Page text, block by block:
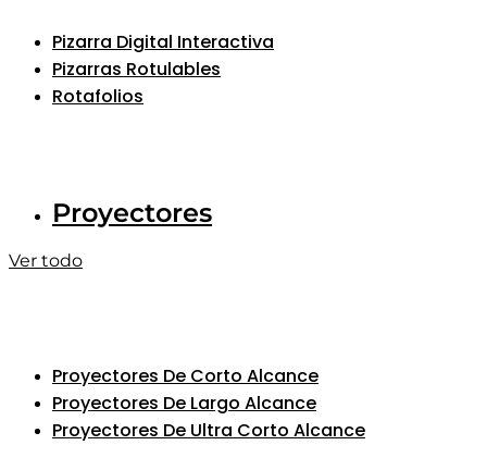
Pizarra Digital Interactiva
Pizarras Rotulables
Rotafolios
Proyectores
Ver todo
Proyectores De Corto Alcance
Proyectores De Largo Alcance
Proyectores De Ultra Corto Alcance